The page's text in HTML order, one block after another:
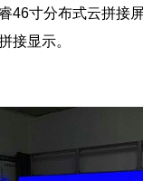
46寸分布式云拼接
接显示。